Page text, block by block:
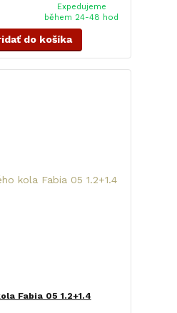
Expedujeme
během 24-48 hod
do košíka
Fabia 05 1.2+1.4